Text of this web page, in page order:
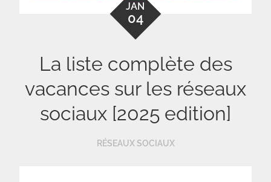
JAN
04
La liste complète des
vacances sur les réseaux
sociaux [2025 edition]
RÉSEAUX SOCIAUX